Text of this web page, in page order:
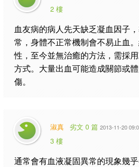
2 樓
血友病的病人先天缺乏凝血因子
常，身體不正常機制會不易止血
性，至今並無治癒的方法，需採
方式。 大量出血可能造成關節或
傷。
淑真 劣文 0 篇 2013-11-20
3 樓
通常會有血液凝固異常的現象幾